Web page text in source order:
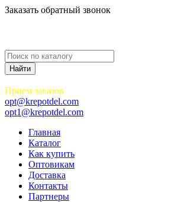
Заказать обратный звонок
Прием заказов
opt@krepotdel.com
opt1@krepotdel.com
Главная
Каталог
Как купить
Оптовикам
Доставка
Контакты
Партнеры